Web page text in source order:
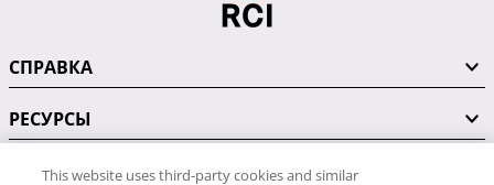
СПРАВКА
РЕСУРСЫ
This website uses third-party cookies and similar